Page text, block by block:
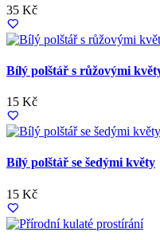
35 Kč
Bílý polštář s růžovými
15 Kč
Bílý polštář se šedými květy
15 Kč